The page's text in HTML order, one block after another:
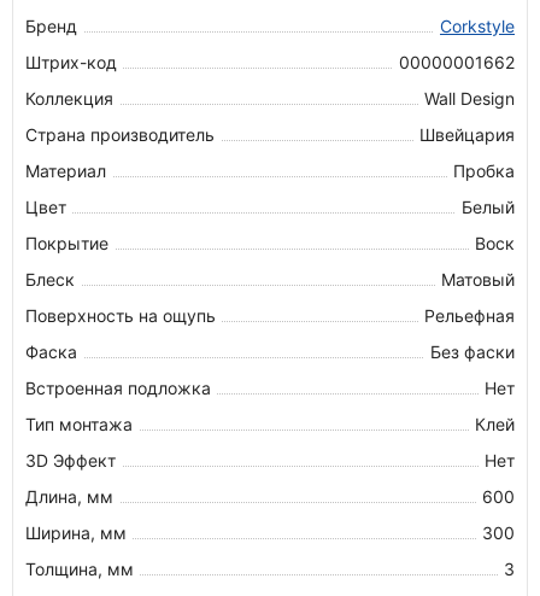
Бренд
Corkstyle
Штрих-код
00000001662
Коллекция
Wall Design
Страна производитель
Швейцария
Материал
Пробка
Цвет
Белый
Покрытие
Воск
Блеск
Матовый
Поверхность на ощупь
Рельефная
Фаска
Без фаски
Встроенная подложка
Нет
Тип монтажа
Клей
3D Эффект
Нет
Длина, мм
600
Ширина, мм
300
Толщина, мм
3